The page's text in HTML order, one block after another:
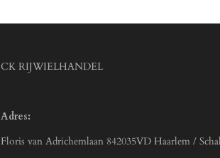
CK RIJWIELHANDEL
Adres:
Floris van Adrichemlaan 842035VD Haarlem /